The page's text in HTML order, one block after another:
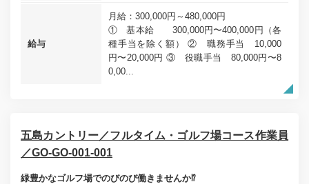
給与
月給：300,000円～480,000円
① 基本給 300,000円〜400,000円（各
種手当を除く額） ② 職務手当 10,000
円〜20,000円 ③ 役職手当 80,000円〜8
0,00...
五島カントリー／フルタイム・ゴルフ場コース作業員
／GO-GO-001-001
緑豊かなゴルフ場でのびのび働きませんか⁉